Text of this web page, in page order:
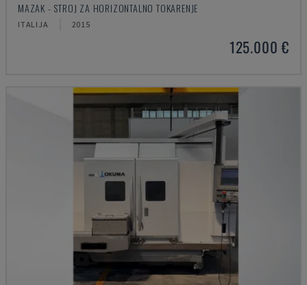
MAZAK - STROJ ZA HORIZONTALNO TOKARENJE
ITALIJA 2015
125.000 €